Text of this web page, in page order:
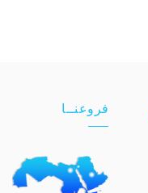
فروعنــا